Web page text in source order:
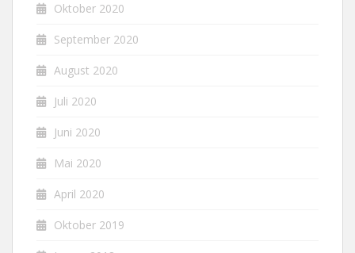
Oktober 2020
September 2020
August 2020
Juli 2020
Juni 2020
Mai 2020
April 2020
Oktober 2019